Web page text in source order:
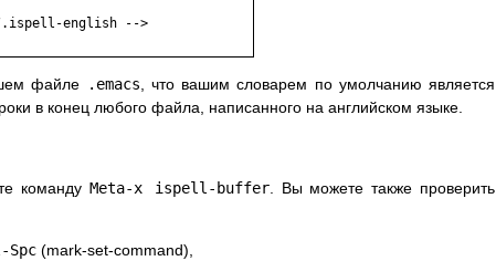
english -->
файле .emacs , что вашим словарем по умолчанию является
в конец любого файла, написанного на английском языке.
команду Meta-x ispell-buffer. Вы можете также проверить
(mark-set-command),